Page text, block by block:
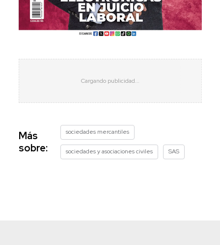
Más
sobre:
sociedades mercantiles
sociedades y asociaciones civiles SAS